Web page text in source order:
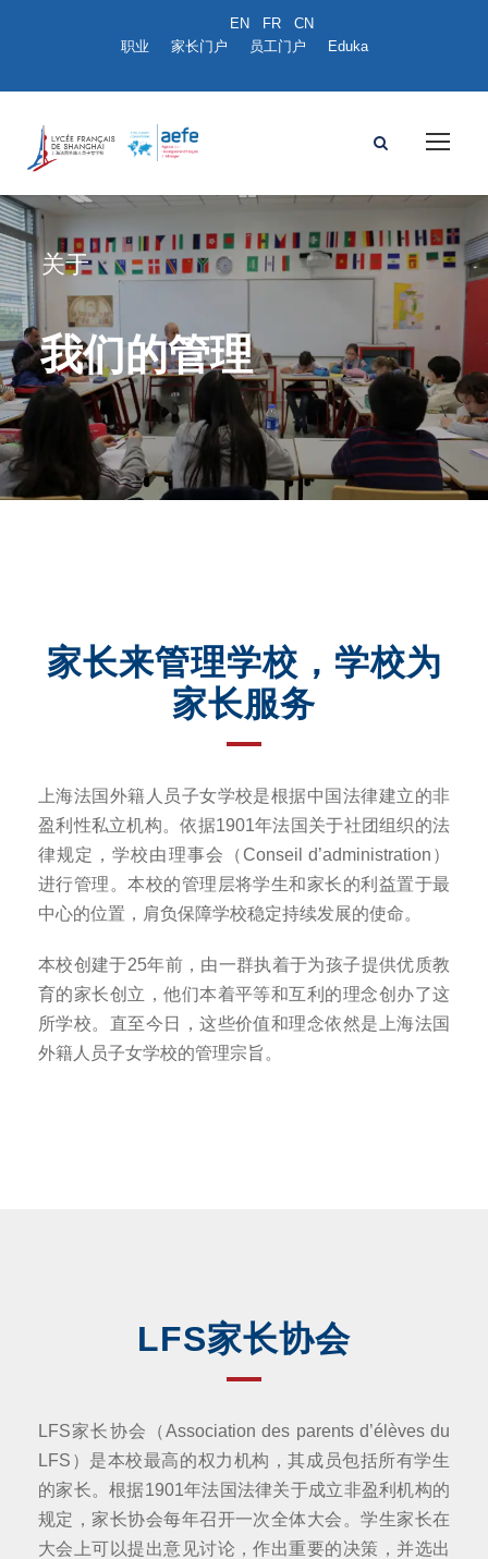
职业 家长门户 员工门户 Eduka
关于
我们的管理
家长来管理学校，学校为
家长服务
上海法国外籍人员子女学校是根据中国法律建立的非
盈利性私立机构。依据1901年法国关于社团组织的法
律规定，学校由理事会（Conseil d’administration）
进行管理。本校的管理层将学生和家长的利益置于最
中心的位置，肩负保障学校稳定持续发展的使命。
本校创建于25年前，由一群执着于为孩子提供优质教
育的家长创立，他们本着平等和互利的理念创办了这
所学校。直至今日，这些价值和理念依然是上海法国
外籍人员子女学校的管理宗旨。
LFS家长协会
LFS家长协会（Association des parents d’élèves du
LFS）是本校最高的权力机构，其成员包括所有学生
的家长。根据1901年法国法律关于成立非盈利机构的
规定，家长协会每年召开一次全体大会。学生家长在
大会上可以提出意见讨论，作出重要的决策，并选出